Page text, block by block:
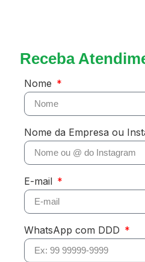
Receba
Nome
Nome da Empresa ou
E-mail
WhatsApp com DDD